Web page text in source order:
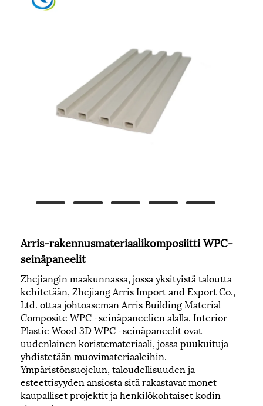
Arris-rakennusmateriaalikomposiitti WPC-
seinäpaneelit
Zhejiangin maakunnassa, jossa yksityistä taloutta
kehitetään, Zhejiang Arris Import and Export Co.,
Ltd. ottaa johtoaseman Arris Building Material
Composite WPC -seinäpaneelien alalla. Interior
Plastic Wood 3D WPC -seinäpaneelit ovat
uudenlainen koristemateriaali, jossa puukuituja
yhdistetään muovimateriaaleihin.
Ympäristönsuojelun, taloudellisuuden ja
esteettisyyden ansiosta sitä rakastavat monet
kaupalliset projektit ja henkilökohtaiset kodin